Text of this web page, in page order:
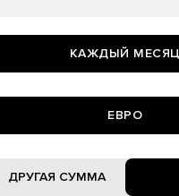
КАЖДЫЙ МЕСЯЦ
ЕВРО